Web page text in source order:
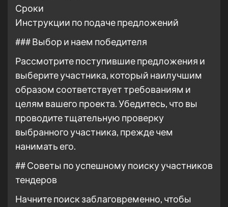
Сроки
Инструкции по подаче предложений
### Выбор и наем победителя
Рассмотрите поступившие предложения и
выберите участника, который наилучшим
образом соответствует требованиям и
целям вашего проекта. Убедитесь, что вы
проводите тщательную проверку
выбранного участника, прежде чем
нанимать его.
## Советы по успешному поиску участников
тендеров
Начните поиск заблаговременно, чтобы